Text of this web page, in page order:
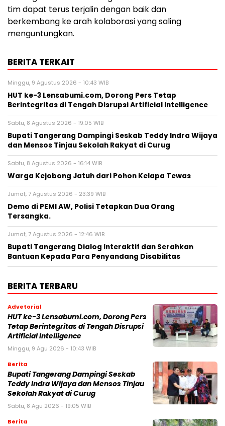
tim dapat terus terjalin dengan baik dan
berkembang ke arah kolaborasi yang saling
menguntungkan.
BERITA TERKAIT
Minggu, 9 Agustus 2026 - 10:43 WIB
HUT ke-3 Lensabumi.com, Dorong Pers Tetap
Berintegritas di Tengah Disrupsi Artificial Intelligence
Sabtu, 8 Agustus 2026 - 19:05 WIB
Bupati Tangerang Dampingi Seskab Teddy Indra Wijaya
dan Mensos Tinjau Sekolah Rakyat di Curug
Sabtu, 8 Agustus 2026 - 16:14 WIB
Warga Kejobong Jatuh dari Pohon Kelapa Tewas
Jumat, 7 Agustus 2026 - 23:39 WIB
Demo di PEMI AW, Polisi Tetapkan Dua Orang
Tersangka.
Jumat, 7 Agustus 2026 - 12:46 WIB
Bupati Tangerang Dialog Interaktif dan Serahkan
Bantuan Kepada Para Penyandang Disabilitas
BERITA TERBARU
Advetorial
HUT ke-3 Lensabumi.com, Dorong Pers
Tetap Berintegritas di Tengah Disrupsi
Artificial Intelligence
Minggu, 9 Agu 2026 - 10:43 WIB
Berita
Bupati Tangerang Dampingi Seskab
Teddy Indra Wijaya dan Mensos Tinjau
Sekolah Rakyat di Curug
Sabtu, 8 Agu 2026 - 19:05 WIB
Berita